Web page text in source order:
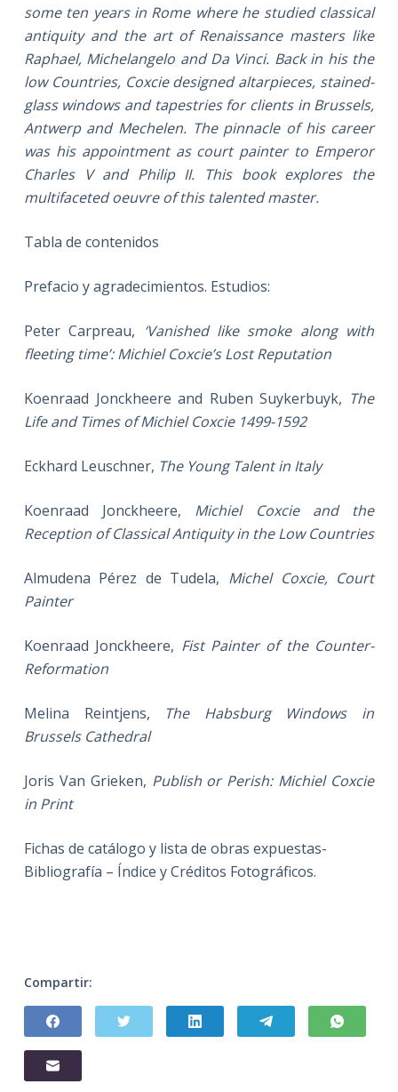
some ten years in Rome where he studied classical
antiquity and the art of Renaissance masters like
Raphael, Michelangelo and Da Vinci. Back in his the
low Countries, Coxcie designed altarpieces, stained-
glass windows and tapestries for clients in Brussels,
Antwerp and Mechelen. The pinnacle of his career
was his appointment as court painter to Emperor
Charles V and Philip II. This book explores the
multifaceted oeuvre of this talented master.
Tabla de contenidos
Prefacio y agradecimientos. Estudios:
Peter Carpreau, ‘Vanished like smoke along with
fleeting time’: Michiel Coxcie’s Lost Reputation
Koenraad Jonckheere and Ruben Suykerbuyk, The
Life and Times of Michiel Coxcie 1499-1592
Eckhard Leuschner, The Young Talent in Italy
Koenraad Jonckheere, Michiel Coxcie and the
Reception of Classical Antiquity in the Low Countries
Almudena Pérez de Tudela, Michel Coxcie, Court
Painter
Koenraad Jonckheere, Fist Painter of the Counter-
Reformation
Melina Reintjens, The Habsburg Windows in
Brussels Cathedral
Joris Van Grieken, Publish or Perish: Michiel Coxcie
in Print
Fichas de catálogo y lista de obras expuestas-
Bibliografía – Índice y Créditos Fotográficos.
Compartir: